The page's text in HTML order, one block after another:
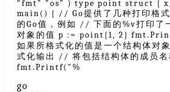
"fmt" "os" ) type point struct {
main() { // Go提供了几种打印格式
的Go值，例如 // 下面的%v打印了
对象的值 p := point{1, 2}
如果所格式化的值是一个结构体对
式化输出 // 将包括结构体的成员名
fmt.Printf("%
go